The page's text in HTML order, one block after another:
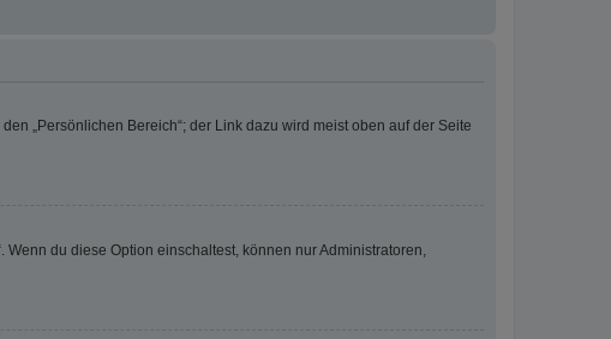
„Persönlichen Bereich“; der Link dazu wird meist oben auf der Seite
du diese Option einschaltest, können nur Administratoren,